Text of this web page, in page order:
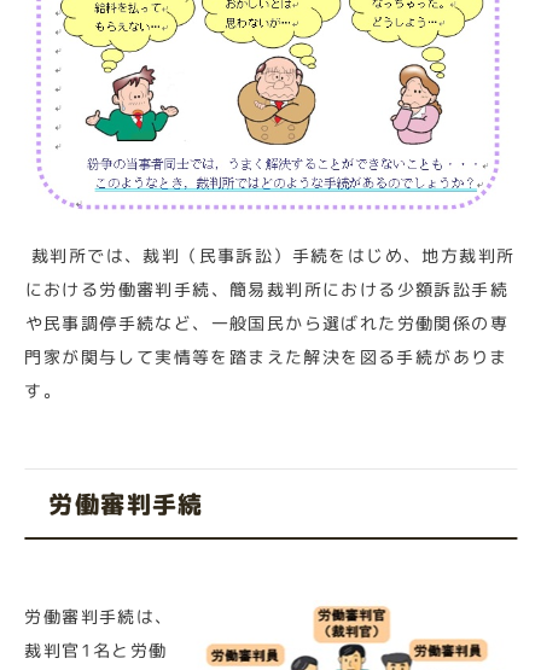
裁判所では、裁判（民事訴訟）手続をはじめ、地方裁判所
における労働審判手続、簡易裁判所における少額訴訟手続
や民事調停手続など、一般国民から選ばれた労働関係の専
門家が関与して実情等を踏まえた解決を図る手続がありま
す。
労働審判手続
労働審判手続は、
裁判官1名と労働